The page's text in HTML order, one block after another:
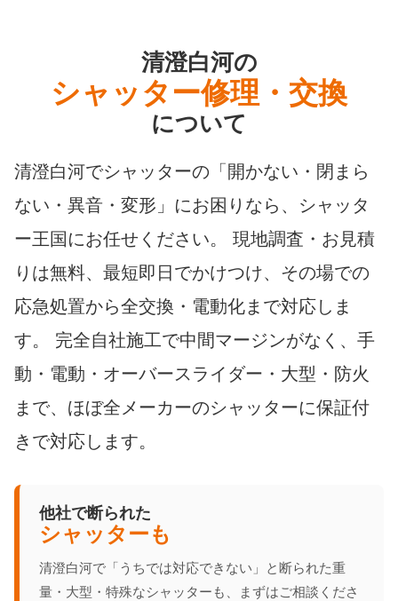
清澄白河の
シャッター修理・交換
について
清澄白河でシャッターの「開かない・閉まら
ない・異音・変形」にお困りなら、シャッタ
ー王国にお任せください。 現地調査・お見積
りは無料、最短即日でかけつけ、その場での
応急処置から全交換・電動化まで対応しま
す。 完全自社施工で中間マージンがなく、手
動・電動・オーバースライダー・大型・防火
まで、ほぼ全メーカーのシャッターに保証付
きで対応します。
他社で断られた
シャッターも
清澄白河で「うちでは対応できない」と断られた重
量・大型・特殊なシャッターも、まずはご相談くださ